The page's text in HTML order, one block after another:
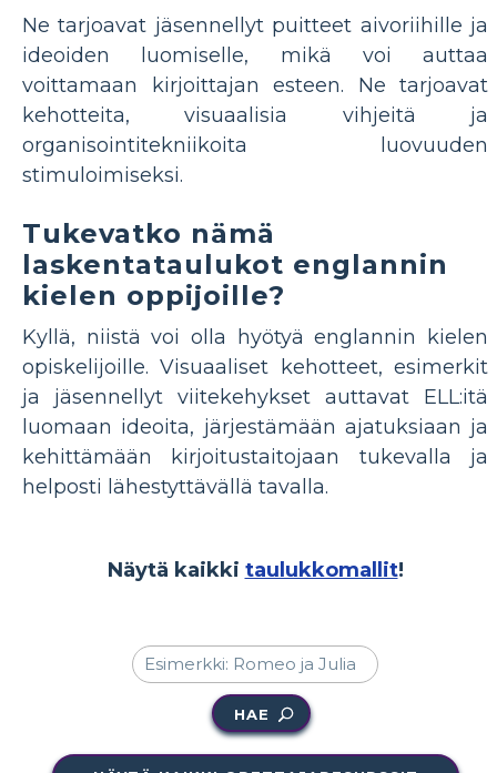
Ne tarjoavat jäsennellyt puitteet aivoriihille ja
ideoiden luomiselle, mikä voi auttaa
voittamaan kirjoittajan esteen. Ne tarjoavat
kehotteita, visuaalisia vihjeitä ja
organisointitekniikoita luovuuden
stimuloimiseksi.
Tukevatko nämä
laskentataulukot englannin
kielen oppijoille?
Kyllä, niistä voi olla hyötyä englannin kielen
opiskelijoille. Visuaaliset kehotteet, esimerkit
ja jäsennellyt viitekehykset auttavat ELL:itä
luomaan ideoita, järjestämään ajatuksiaan ja
kehittämään kirjoitustaitojaan tukevalla ja
helposti lähestyttävällä tavalla.
Näytä kaikki taulukkomallit!
HAE